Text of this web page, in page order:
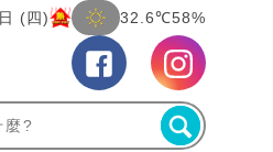
(四) 32.6℃58%